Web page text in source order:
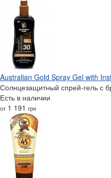
Australian Gold Spray Gel with
Солнцезащитный спрей-гель с
Есть в наличии
от 1 191 грн